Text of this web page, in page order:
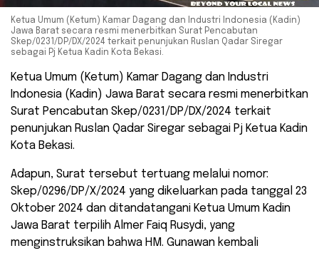
Ketua Umum (Ketum) Kamar Dagang dan Industri Indonesia (Kadin)
Jawa Barat secara resmi menerbitkan Surat Pencabutan
Skep/0231/DP/DX/2024 terkait penunjukan Ruslan Qadar Siregar
sebagai Pj Ketua Kadin Kota Bekasi.
Ketua Umum (Ketum) Kamar Dagang dan Industri
Indonesia (Kadin) Jawa Barat secara resmi menerbitkan
Surat Pencabutan Skep/0231/DP/DX/2024 terkait
penunjukan Ruslan Qadar Siregar sebagai Pj Ketua Kadin
Kota Bekasi.
Adapun, Surat tersebut tertuang melalui nomor:
Skep/0296/DP/X/2024 yang dikeluarkan pada tanggal 23
Oktober 2024 dan ditandatangani Ketua Umum Kadin
Jawa Barat terpilih Almer Faiq Rusydi, yang
menginstruksikan bahwa HM. Gunawan kembali